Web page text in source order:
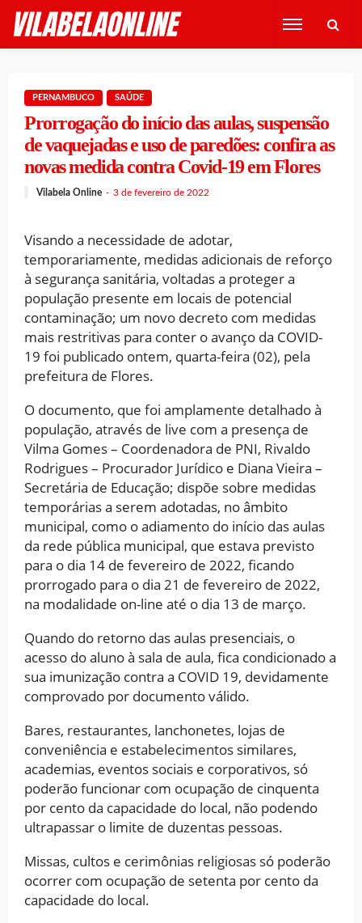
PERNAMBUCO SAÚDE
Prorrogação do início das aulas, suspensão
de vaquejadas e uso de paredões: confira as
novas medida contra Covid-19 em Flores
Vilabela Online 3 de fevereiro de 2022
Visando a necessidade de adotar,
temporariamente, medidas adicionais de reforço
à segurança sanitária, voltadas a proteger a
população presente em locais de potencial
contaminação; um novo decreto com medidas
mais restritivas para conter o avanço da COVID-
19 foi publicado ontem, quarta-feira (02), pela
prefeitura de Flores.
O documento, que foi amplamente detalhado à
população, através de live com a presença de
Vilma Gomes – Coordenadora de PNI, Rivaldo
Rodrigues – Procurador Jurídico e Diana Vieira –
Secretária de Educação; dispõe sobre medidas
temporárias a serem adotadas, no âmbito
municipal, como o adiamento do início das aulas
da rede pública municipal, que estava previsto
para o dia 14 de fevereiro de 2022, ficando
prorrogado para o dia 21 de fevereiro de 2022,
na modalidade on-line até o dia 13 de março.
Quando do retorno das aulas presenciais, o
acesso do aluno à sala de aula, fica condicionado a
sua imunização contra a COVID 19, devidamente
comprovado por documento válido.
Bares, restaurantes, lanchonetes, lojas de
conveniência e estabelecimentos similares,
academias, eventos sociais e corporativos, só
poderão funcionar com ocupação de cinquenta
por cento da capacidade do local, não podendo
ultrapassar o limite de duzentas pessoas.
Missas, cultos e cerimônias religiosas só poderão
ocorrer com ocupação de setenta por cento da
capacidade do local.